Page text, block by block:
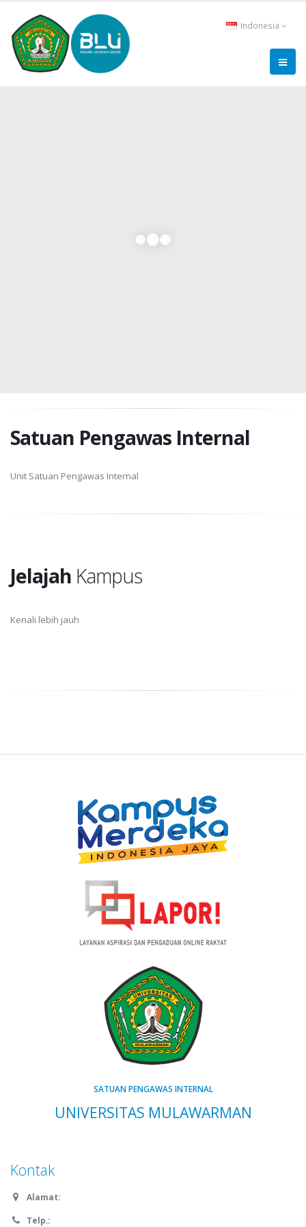
Indonesia
Satuan Pengawas Internal
Unit Satuan Pengawas Internal
Jelajah Kampus
Kenali lebih jauh
SATUAN PENGAWAS INTERNAL
UNIVERSITAS MULAWARMAN
Kontak
Alamat:
Telp.: